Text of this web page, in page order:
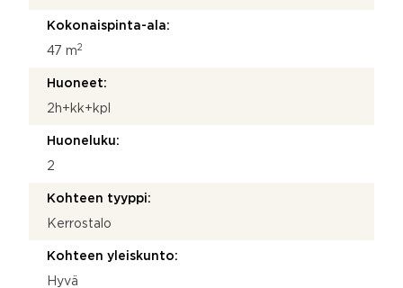
Kokonaispinta-ala:
47 m2
Huoneet:
2h+kk+kpl
Huoneluku:
2
Kohteen tyyppi:
Kerrostalo
Kohteen yleiskunto:
Hyvä